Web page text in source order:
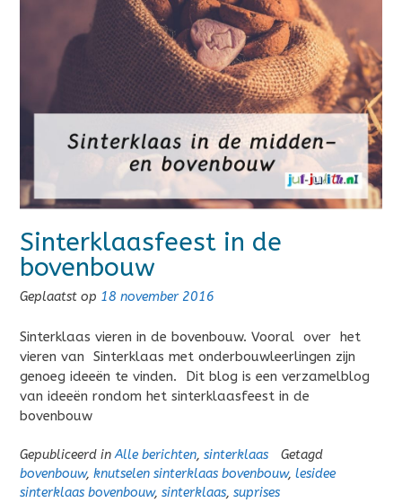
Sinterklaasfeest in de
bovenbouw
Geplaatst op 18 november 2016
Sinterklaas vieren in de bovenbouw. Vooral over het
vieren van Sinterklaas met onderbouwleerlingen zijn
genoeg ideeën te vinden. Dit blog is een verzamelblog
van ideeën rondom het sinterklaasfeest in de
bovenbouw
Gepubliceerd inAlle berichten, sinterklaas
Getagd
bovenbouw, knutselen sinterklaas bovenbouw, lesidee
sinterklaas bovenbouw, sinterklaas, suprises